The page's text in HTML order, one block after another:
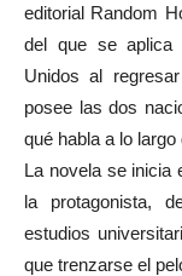
editorial Random
del que se aplica
Unidos al
posee las dos
qué habla a lo
La novela se inicia
la protagonista,
estudios
que trenzarse el